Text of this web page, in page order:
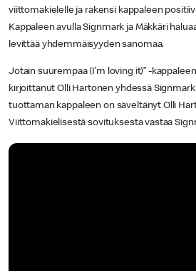
viittomakielelle ja rakensi kappaleen
Kappaleen avulla Signmark ja Mäkkäri
levittää yhdemmäisyyden sanomaa.
Jotain suurempaa (I’m loving it)” -
kirjoittanut Olli Hartonen yhdessä
tuottaman kappaleen on säveltänyt Olli
Viittomakielisestä sovituksesta vastaa